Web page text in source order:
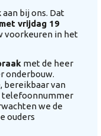
bij ons. Dat
vrijdag 19
voorkeuren in het
met de heer
onderbouw.
bereikbaar van
telefoonnummer
we de
ouders